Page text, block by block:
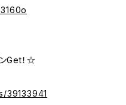
Get！☆
39133941